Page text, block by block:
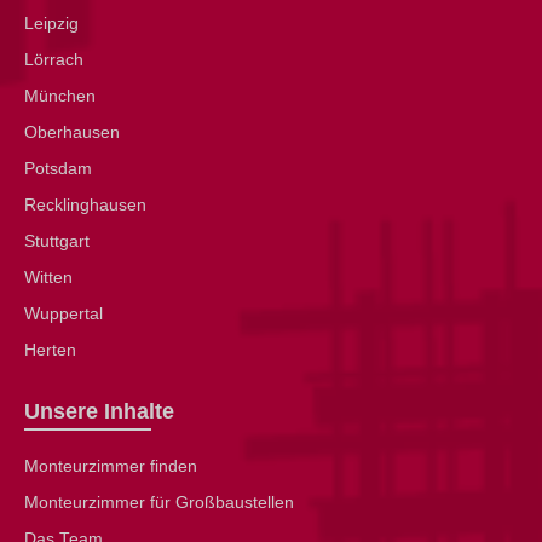
Leipzig
Lörrach
München
Oberhausen
Potsdam
Recklinghausen
Stuttgart
Witten
Wuppertal
Herten
Unsere Inhalte
Monteurzimmer finden
Monteurzimmer für Großbaustellen